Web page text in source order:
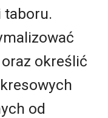
taboru.
określić
od